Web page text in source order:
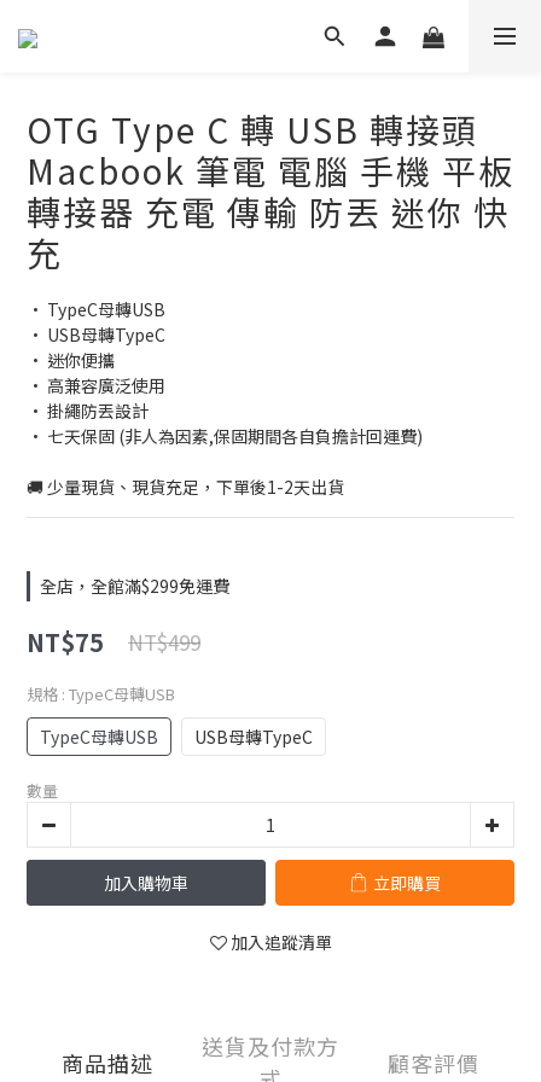
OTG Type C 轉 USB 轉接頭
Macbook 筆電 電腦 手機 平板
轉接器 充電 傳輸 防丟 迷你 快
充
• TypeC母轉USB
• USB母轉TypeC
• 迷你便攜
• 高兼容廣泛使用
• 掛繩防丟設計
• 七天保固 (非人為因素,保固期間各自負擔計回運費)
🚚 少量現貨、現貨充足，下單後1-2天出貨
全店，全館滿$299免運費
NT$75 NT$499
規格 : TypeC母轉USB
TypeC母轉USB USB母轉TypeC
數量
加入購物車 立即購買
加入追蹤清單
商品描述
送貨及付款方
顧客評價